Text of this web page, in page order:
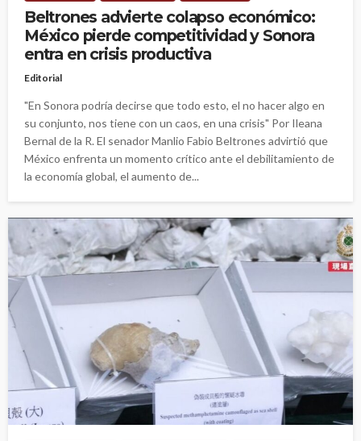
Beltrones advierte colapso económico:
México pierde competitividad y Sonora
entra en crisis productiva
Editorial
"En Sonora podría decirse que todo esto, el no hacer algo en
su conjunto, nos tiene con un caos, en una crisis" Por Ileana
Bernal de la R. El senador Manlio Fabio Beltrones advirtió que
México enfrenta un momento crítico ante el debilitamiento de
la economía global, el aumento de...